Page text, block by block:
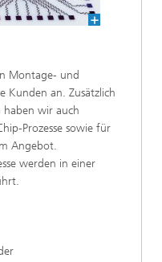
Montage- und
Kunden an. Zusätzlich
haben wir auch
Prozesse sowie für
Angebot.
werden in einer